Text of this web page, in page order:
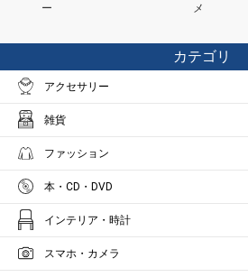
ー
メ
カテゴリ
アクセサリー
雑貨
ファッション
本・CD・DVD
インテリア・時計
スマホ・カメラ